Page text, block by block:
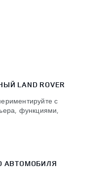
LAND ROVER
с
функциями,
АВТОМОБИЛЯ